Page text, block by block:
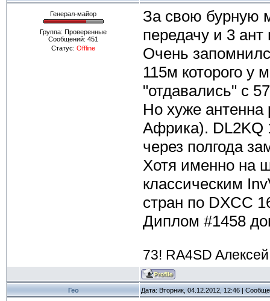
Генерал-майор
Группа: Проверенные
Сообщений: 451
Статус: Offline
За свою бурную
передачу и 3 ант
Очень
115м которого у
"отдавались" с
Но хуже антенна
Африка). DL2KQ
через полгода
Хотя именно на
классическим
стран по DXCC
Диплом #1458
73! RA4SD
Гео Дата: Вторник, 04.12.2012, 12:46 |